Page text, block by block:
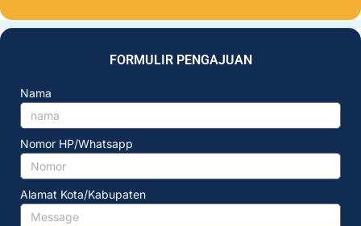
FORMULIR PENGAJUAN
Nama
Nomor HP/Whatsapp
Alamat Kota/Kabupaten